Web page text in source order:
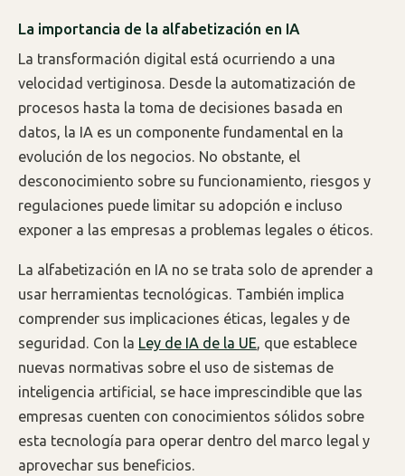
La importancia de la alfabetización en IA
La transformación digital está ocurriendo a una
velocidad vertiginosa. Desde la automatización de
procesos hasta la toma de decisiones basada en
datos, la IA es un componente fundamental en la
evolución de los negocios. No obstante, el
desconocimiento sobre su funcionamiento, riesgos y
regulaciones puede limitar su adopción e incluso
exponer a las empresas a problemas legales o éticos.
La alfabetización en IA no se trata solo de aprender a
usar herramientas tecnológicas. También implica
comprender sus implicaciones éticas, legales y de
seguridad. Con la Ley de IA de la UE, que establece
nuevas normativas sobre el uso de sistemas de
inteligencia artificial, se hace imprescindible que las
empresas cuenten con conocimientos sólidos sobre
esta tecnología para operar dentro del marco legal y
aprovechar sus beneficios.